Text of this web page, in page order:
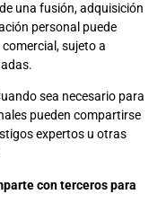
una fusión, adquisición
personal puede
sujeto a
sea necesario para
pueden compartirse
expertos u otras
con terceros para